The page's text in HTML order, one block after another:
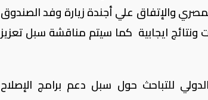
والإتفاق علي أجندة زيارة وفد الصندوق
ونتائج ايجابية كما سيتم مناقشة سبل تعزيز
للتباحث حول سبل دعم برامج الإصلاح